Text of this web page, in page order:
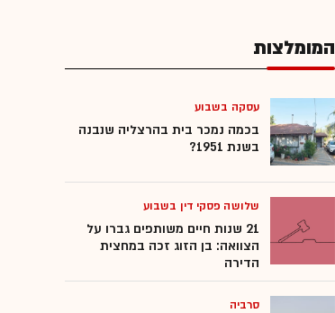
המומלצות
עסקה בשבוע
בכמה נמכר בית בהרצליה שנבנה
בשנת 1951?
שלושה פסקי דין בשבוע
21 שנות חיים משותפים גברו על
הצוואה: בן הזוג זכה במחצית
הדירה
סרביה